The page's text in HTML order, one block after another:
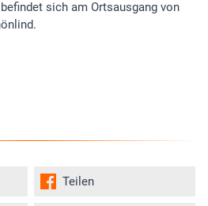
sich am Ortsausgang von
Teilen